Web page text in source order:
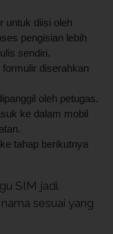
untuk diisi oleh
pengisian lebih
sendiri.
diserahkan
oleh petugas.
ke dalam mobil
tahap berikutnya
SIM jadi.
sesuai yang